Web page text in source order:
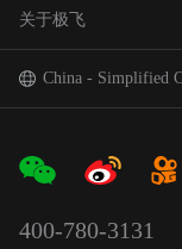
农机自驾仪
巡田无人飞机
极飞学园
证书查询
查找网点(资质验证
成为渠道合作伙伴
关于极飞
我是极⻜
China - Simplified
400-780-3131